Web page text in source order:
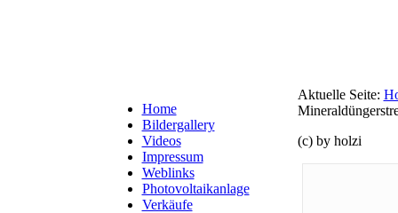
Home
Bildergallery
Videos
Impressum
Weblinks
Photovoltaikanlage
Verkäufe
Aktuelle Seite:
(c) by holzi